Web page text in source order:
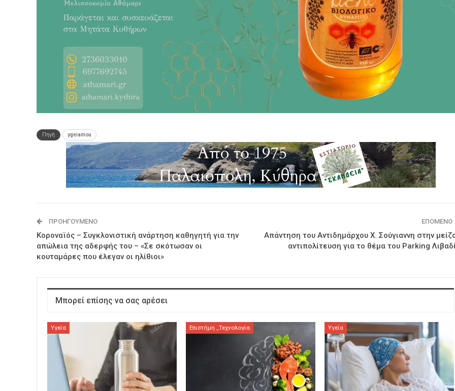
Πηγή ygeiamou
ΠΡΟΗΓΟΎΜΕΝΟ
Κοροναϊός – Συγκλονιστική ανάρτηση καθηγητή για την
απώλεια της αδερφής του – «Σε σκότωσαν οι
κουταμάρες που έλεγαν οι ηλίθιοι»
ΕΠΌΜΕΝΟ
Απάντηση του Αντιδημάρχου Χ. Σούγιαννη στην
αντιπολίτευση για το θέμα του Parking
Μπορεί επίσης να σας αρέσει
Υγεία Επιστήμη _Τεχνολογία Υγεία